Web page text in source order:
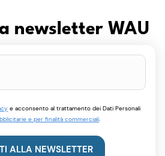
newsletter WAU
e acconsento al trattamento dei Dati Personali
e per finalità commerciali
ALLA NEWSLETTER